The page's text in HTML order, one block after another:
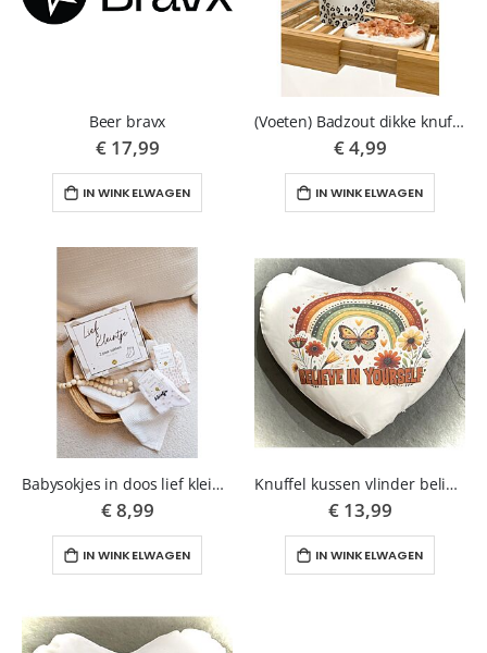
Beer bravx
€ 17,99
IN WINKELWAGEN
(Voeten) Badzout dikke knuffel
€ 4,99
IN WINKELWAGEN
Babysokjes in doos lief kleintje
€ 8,99
IN WINKELWAGEN
Knuffel kussen vlinder believe in yourself
€ 13,99
IN WINKELWAGEN